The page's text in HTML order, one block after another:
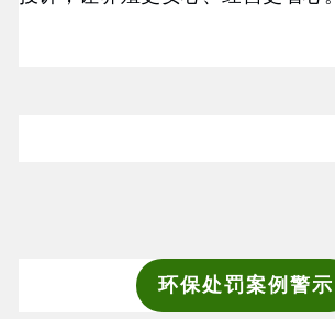
环保处罚案例警示